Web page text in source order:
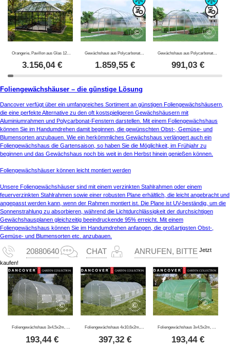
3.156,04€ 1.859,55€
Gewächshaus aus Polycarbonat, Strong NOVA 16m², 4x4m, Silber
991,03€
Foliengewächshäuser – die günstige Lösung
Dancover verfügt über ein umfangreiches Sortiment an günstigen Foliengewächshäusern,
die eine perfekte Alternative zu den oft kostspieligeren Gewächshäusern mit
Aluminiumrahmen und Polycarbonat-Fenstern darstellen. Mit einem Foliengewächshaus
können Sie im Handumdrehen damit beginnen, die gewünschten Obst-, Gemüse- und
Blumensorten anzubauen. Wie ein herkömmliches Gewächshaus verlängert auch ein
Foliengewächshaus die Gartensaison, so haben Sie die Möglichkeit, im Frühjahr zu
beginnen und das Gewächshaus noch bis weit in den Herbst hinein genießen können.
Foliengewächshäuser können leicht montiert werden
Unsere Foliengewächshäuser sind mit einem verzinkten Stahlrahmen oder einem
feuerverzinkten Stahlrahmen sowie einer robusten Plane erhältlich, die leicht angebracht und
angepasst werden kann, wenn der Rahmen montiert ist. Die Plane ist UV-beständig, um die
Sonnenstrahlung zu absorbieren, während die Lichtdurchlässigkeit der durchsichtigen
Gewächshausplanen gleichzeitig beeindruckende 95% erreicht. Mit einem
Foliengewächshaus können Sie im Handumdrehen anfangen, die großartigsten Obst-,
Gemüse- und Blumensorten etc. anzubauen.
20880640 CHAT ANRUFEN, BITTE Jetzt
kaufen!
Foliengewächshaus 3x4,5x2m, 13,5m², Durchsichtig
193,44€
Foliengewächshaus 4x10,6x2m, 42,4m², Durchsichtig
397,32€
Foliengewächshaus 3x4,5x2m, 13,5m², Grün
193,44€